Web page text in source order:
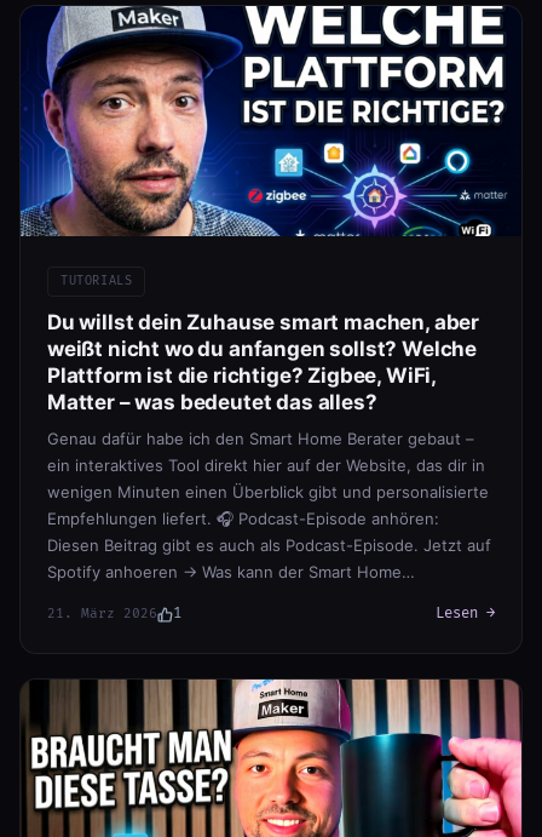
TUTORIALS
Du willst dein Zuhause smart machen, aber
weißt nicht wo du anfangen sollst? Welche
Plattform ist die richtige? Zigbee, WiFi,
Matter – was bedeutet das alles?
Genau dafür habe ich den Smart Home Berater gebaut –
ein interaktives Tool direkt hier auf der Website, das dir in
wenigen Minuten einen Überblick gibt und personalisierte
Empfehlungen liefert. 🎧 Podcast-Episode anhören:
Diesen Beitrag gibt es auch als Podcast-Episode. Jetzt auf
Spotify anhoeren → Was kann der Smart Home…
21. März 2026 1 Lesen →